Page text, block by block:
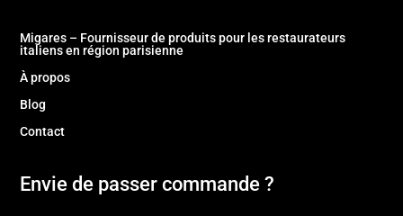
Migares – Fournisseur de produits pour les restaurateurs
italiens en région parisienne
À propos
Blog
Contact
Envie de passer commande ?